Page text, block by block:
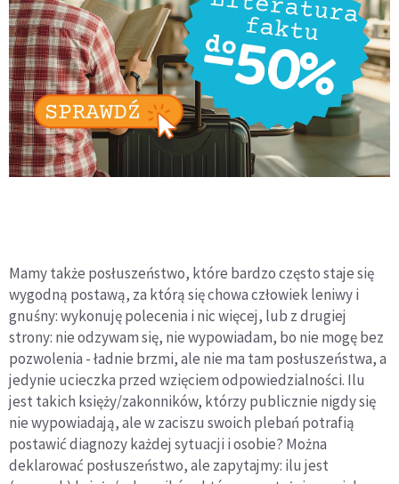
Mamy także posłuszeństwo, które bardzo często staje się
wygodną postawą, za którą się chowa człowiek leniwy i
gnuśny: wykonuję polecenia i nic więcej, lub z drugiej
strony: nie odzywam się, nie wypowiadam, bo nie mogę bez
pozwolenia - ładnie brzmi, ale nie ma tam posłuszeństwa, a
jedynie ucieczka przed wzięciem odpowiedzialności. Ilu
jest takich księży/zakonników, którzy publicznie nigdy się
nie wypowiadają, ale w zaciszu swoich plebań potrafią
postawić diagnozy każdej sytuacji i osobie? Można
deklarować posłuszeństwo, ale zapytajmy: ilu jest